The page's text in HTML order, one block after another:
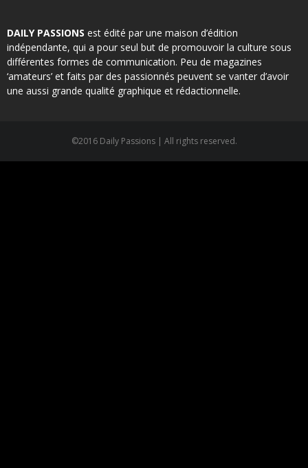
DAILY PASSIONS est édité par une maison d’édition
indépendante, qui a pour seul but de promouvoir la culture sous
différentes formes de communication. Peu de magazines
‘amateurs’ et faits par des passionnés peuvent se vanter d’avoir
une aussi grande qualité graphique et rédactionnelle.
©2016 Daily Passions | All rights reserved.